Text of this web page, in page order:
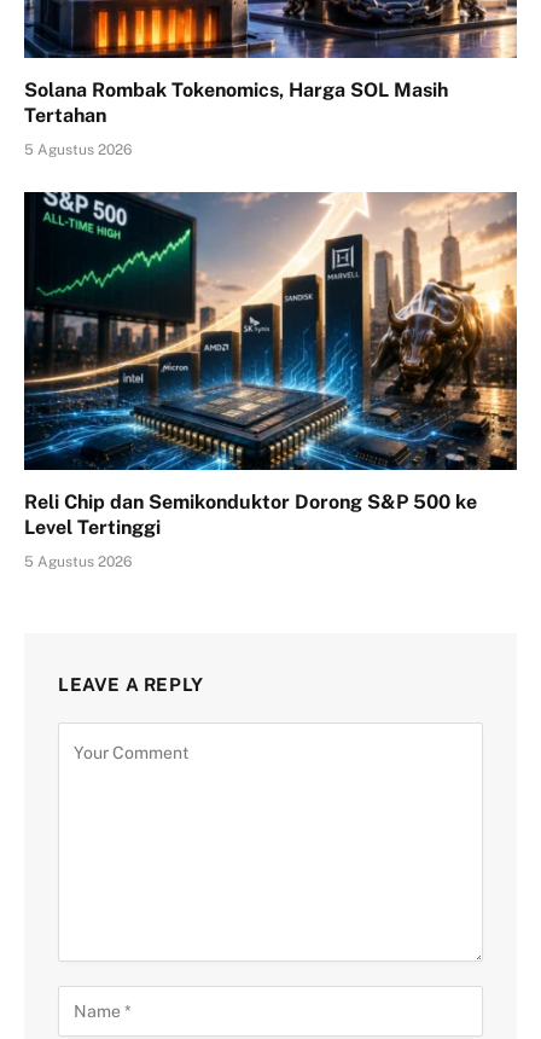
Solana Rombak Tokenomics, Harga SOL Masih
Tertahan
5 Agustus 2026
Reli Chip dan Semikonduktor Dorong S&P 500 ke
Level Tertinggi
5 Agustus 2026
LEAVE A REPLY